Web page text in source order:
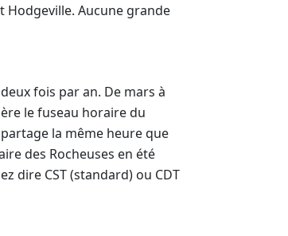
Hodgeville. Aucune grande
fois par an. De mars à
le fuseau horaire du
la même heure que
des Rocheuses en été
dire CST (standard) ou CDT